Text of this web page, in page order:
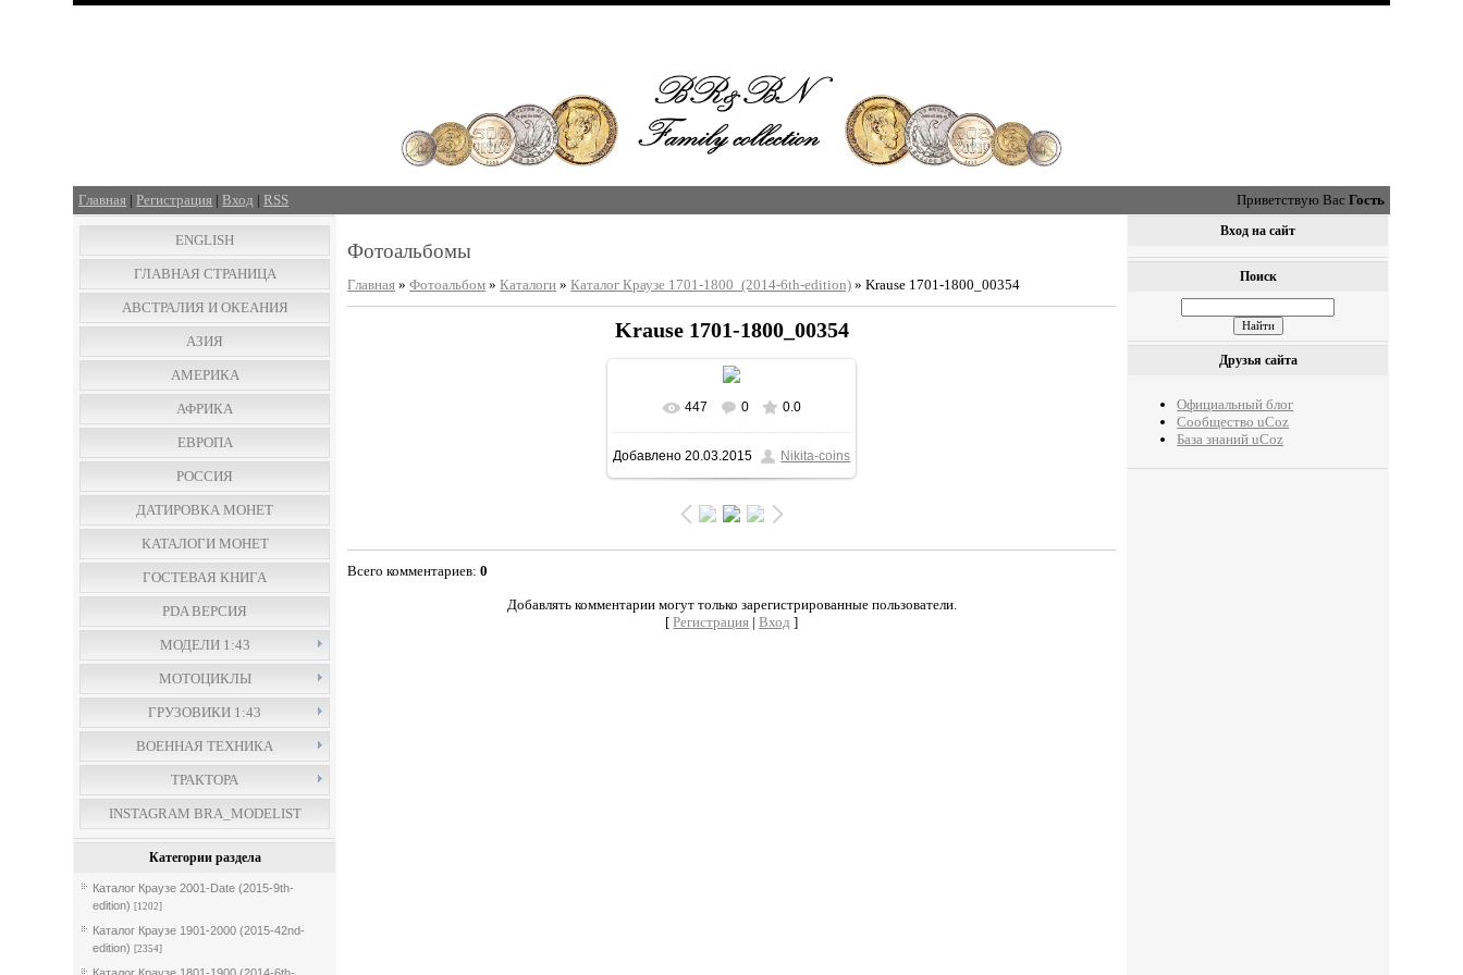
Главная | Регистрация |Вход | RSS Приветствую Вас Гость
ENGLISH
ГЛАВНАЯ СТРАНИЦА
АВСТРАЛИЯ И ОКЕАНИЯ
АЗИЯ
АМЕРИКА
АФРИКА
ЕВРОПА
РОССИЯ
ДАТИРОВКА МОНЕТ
КАТАЛОГИ МОНЕТ
ГОСТЕВАЯ КНИГА
PDA ВЕРСИЯ
МОДЕЛИ 1:43
МОТОЦИКЛЫ
ГРУЗОВИКИ 1:43
ВОЕННАЯ ТЕХНИКА
ТРАКТОРА
INSTAGRAM BRA_MODELIST
Категории раздела
Каталог Краузе 2001-Date (2015-9th-
edition) [1202]
Каталог Краузе 1901-2000 (2015-42nd-
edition) [2354]
Фотоальбомы
Главная »Фотоальбом »Каталоги »Каталог Краузе 1701-1800_(2014-6th-edition) » Krause 1701-1800_00354
Krause 1701-1800_00354
В реальном размере
1213x1600/ 361.5Kb
447 0 0.0
Добавлено 20.03.2015 Nikita-coins
Всего комментариев:0
Добавлять комментарии могут только зарегистрированные пользователи.
[Регистрация |Вход ]
Вход на сайт
Поиск
Друзья сайта
Официальный блог
Сообщество uCoz
База знаний uCoz